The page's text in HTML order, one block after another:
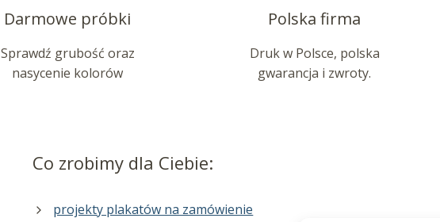
Darmowe próbki
Sprawdź grubość oraz
nasycenie kolorów
Polska firma
Druk w Polsce, polska
gwarancja i zwroty.
Co zrobimy dla Ciebie:
projekty plakatów na zamówienie